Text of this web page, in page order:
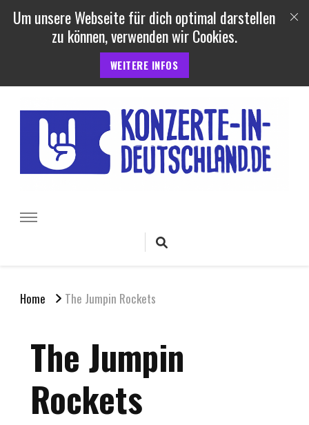
Um unsere Webseite für dich optimal darstellen
zu können, verwenden wir Cookies.
WEITERE INFOS
Deutschland
Veranstaltungen in Deutschland
Home The Jumpin Rockets
The Jumpin
Rockets